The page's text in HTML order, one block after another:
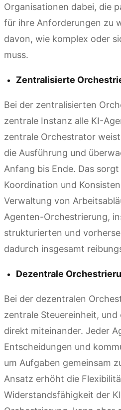
Organisationen dabei, die
für ihre Anforderungen zu
davon, wie komplex oder
muss.
Zentralisierte
Bei der zentralisierten
zentrale Instanz alle KI-
zentrale Orchestrator
die Ausführung und
Anfang bis Ende. Das
Koordination und
Verwaltung von
Agenten-Orchestrierung,
strukturierten und
dadurch insgesamt
Dezentrale
Bei der dezentralen
zentrale Steuereinheit,
direkt miteinander. Jeder
Entscheidungen und
um Aufgaben gemeinsam
Ansatz erhöht die
Widerstandsfähigkeit der